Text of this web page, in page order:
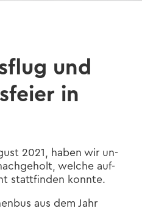
und
in
2021, haben wir un­
wel­che auf­
statt­fin­den konn­te.
aus dem Jahr